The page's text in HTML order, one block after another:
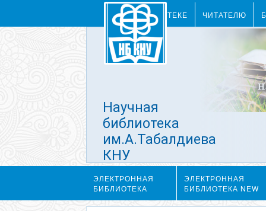
О БИБЛИОТЕКЕ ЧИТАТЕЛЮ
Научная
библиотека
им.А.Табалдиева
КНУ
ЭЛЕКТРОННАЯ
БИБЛИОТЕКА
ЭЛЕКТРОННАЯ
БИБЛИОТЕКА NEW